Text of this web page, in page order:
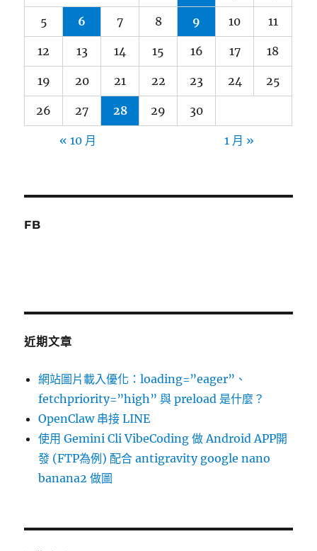
5 6 7 8 9 10 11
12 13 14 15 16 17 18
19 20 21 22 23 24 25
26 27 28 29 30
« 10 月 1 月 »
FB
近期文章
網站圖片載入優化：loading=”eager”、
fetchpriority=”high” 與 preload 是什麼？
OpenClaw 串接 LINE
使用 Gemini Cli VibeCoding 做 Android APP開
發 (FTP為例) 配合 antigravity google nano
banana2 做圖